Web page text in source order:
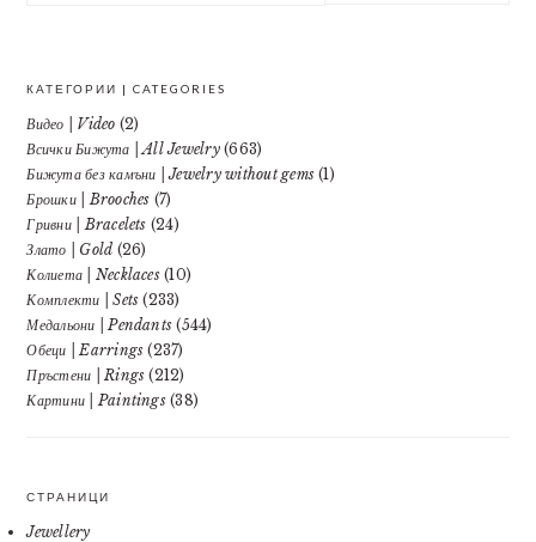
КАТЕГОРИИ | CATEGORIES
Видео | Video (2)
Всички Бижута | All Jewelry(663)
Бижута без камъни | Jewelry without gems (1)
Брошки | Brooches (7)
Гривни | Bracelets (24)
Злато | Gold (26)
Колиета | Necklaces(10)
Комплекти | Sets (233)
Медальони | Pendants (544)
Обеци | Earrings (237)
Пръстени | Rings (212)
Картини | Paintings(38)
СТРАНИЦИ
Jewellery